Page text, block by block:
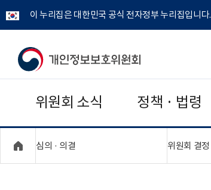
이 누리집은 대한민국 공식 전자정부 누리집입니다.
개
보
보
위원회 소식 정책 · 법령
심의 · 의결 위원회 결정